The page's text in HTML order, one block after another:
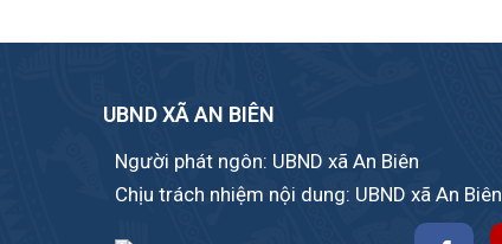
UBND XÃ AN BIÊN
Người phát ngôn: UBND xã An Biên
Chịu trách nhiệm nội dung: UBND xã An Biên